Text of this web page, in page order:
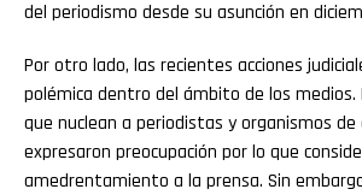
del periodismo desde su asunción en
Por otro lado, las recientes acciones
polémica dentro del ámbito de los medios.
que nuclean a periodistas y organismos de
expresaron preocupación por lo que
amedrentamiento a la prensa. Sin